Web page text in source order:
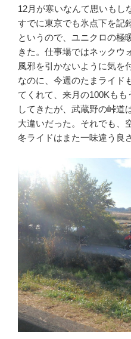
12月が寒いなんて思いもし
すでに東京でも氷点下を記
というので、ユニクロの極
きた。仕事場ではネックウ
風邪を引かないように気を
なのに、今週のたまライド
てくれて、来月の100Kも
してきたが、武蔵野の峠道
大違いだった。それでも、
冬ライドはまた一味違う良